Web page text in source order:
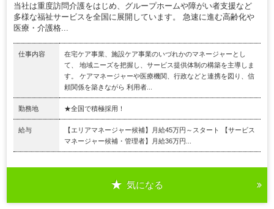
当社は重度訪問介護をはじめ、グループホームや障がい者支援など
多様な福祉サービスを全国に展開しています。 急速に進む高齢化や
医療・介護格...
仕事内容
在宅ケア事業、施設ケア事業のいづれかのマネージャーとし
て、 地域ニーズを把握し、サービス提供体制の構築を主導しま
す。 ケアマネージャーや医療機関、行政などと連携を図り、信
頼関係を築きながら 利用者...
勤務地 ★全国で積極採用！
給与
【エリアマネージャー候補】月給45万円～スタート 【サービス
マネージャー候補・管理者】月給36万円...
気になる